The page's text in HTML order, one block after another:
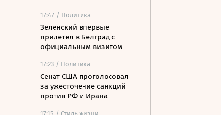
17:47 / Политика
Зеленский впервые
прилетел в Белград с
официальным визитом
17:23 / Политика
Сенат США проголосовал
за ужесточение санкций
против РФ и Ирана
17:15 / Стиль жизни